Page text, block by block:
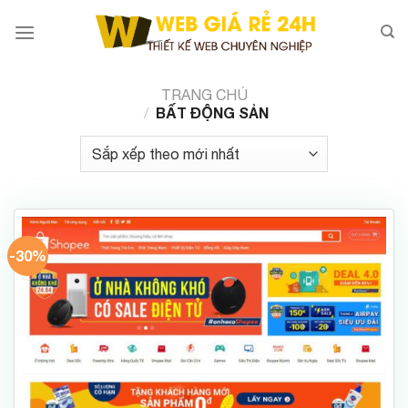
đến
nội
TRANG CHỦ
/ BẤT ĐỘNG SẢN
-30%